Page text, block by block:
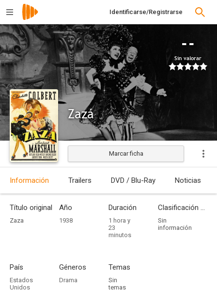
Identificarse/Registrarse
--
Sin valorar
Zazá
Estrenada
Marcar ficha
Información Trailers DVD / Blu-Ray Noticias
Título original
Zaza
Año
1938
Duración
1 hora y
23
minutos
Clasificación por edades
Sin
información
País
Estados
Unidos
Géneros
Drama
Temas
Sin
temas